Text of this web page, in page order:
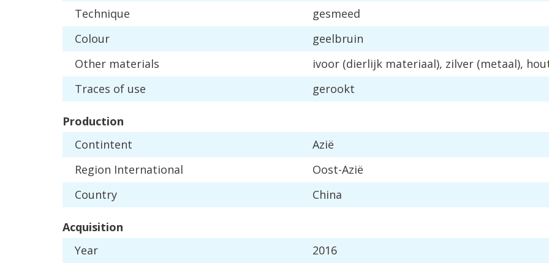
Technique
gesmeed
Colour
geelbruin
Other materials ivoor (dierlijk materiaal), zilver (metaal),
Traces of use gerookt
Production
Contintent
Azië
Region International Oost-Azië
Country
China
Acquisition
Year
2016